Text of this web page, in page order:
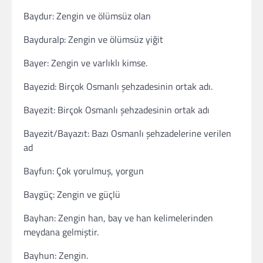
Baydur: Zengin ve ölümsüz olan
Bayduralp: Zengin ve ölümsüz yiğit
Bayer: Zengin ve varlıklı kimse.
Bayezid: Birçok Osmanlı şehzadesinin ortak adı.
Bayezit: Birçok Osmanlı şehzadesinin ortak adı
Bayezit/Bayazıt: Bazı Osmanlı şehzadelerine verilen
ad
Bayfun: Çok yorulmuş, yorgun
Baygüç: Zengin ve güçlü
Bayhan: Zengin han, bay ve han kelimelerinden
meydana gelmiştir.
Bayhun: Zengin.